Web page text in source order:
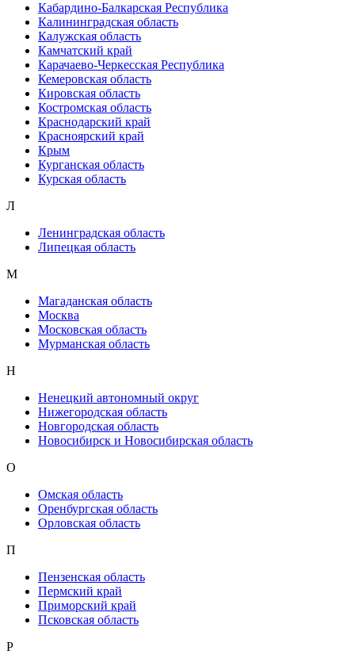
Кабардино-Балкарская Республика
Калининградская область
Калужская область
Камчатский край
Карачаево-Черкесская Республика
Кемеровская область
Кировская область
Костромская область
Краснодарский край
Красноярский край
Крым
Курганская область
Курская область
Л
Ленинградская область
Липецкая область
М
Магаданская область
Москва
Московская область
Мурманская область
Н
Ненецкий автономный округ
Нижегородская область
Новгородская область
Новосибирск и Новосибирская область
О
Омская область
Оренбургская область
Орловская область
П
Пензенская область
Пермский край
Приморский край
Псковская область
Р